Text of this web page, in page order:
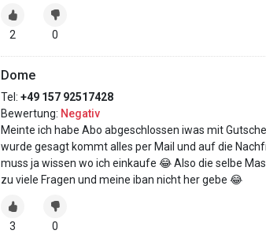
2 0
Dome
Tel: +49 157 92517428
Bewertung: Negativ
Meinte ich habe Abo abgeschlossen iwas mit
wurde gesagt kommt alles per Mail und auf die
muss ja wissen wo ich einkaufe 😂 Also die selbe
zu viele Fragen und meine iban nicht her gebe 😂
3 0